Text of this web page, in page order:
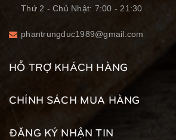
Thứ 2 - Chủ Nhật: 7:00 - 21:30
phantrungduc1989@gmail.com
HỖ TRỢ KHÁCH HÀNG
CHÍNH SÁCH MUA HÀNG
ĐĂNG KÝ NHẬN TIN